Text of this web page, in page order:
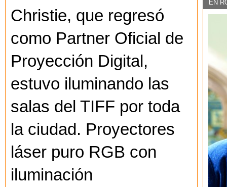
Christie, que regresó
como Partner Oficial de
Proyección Digital,
estuvo iluminando las
salas del TIFF por toda
la ciudad. Proyectores
láser puro RGB con
iluminación
EN